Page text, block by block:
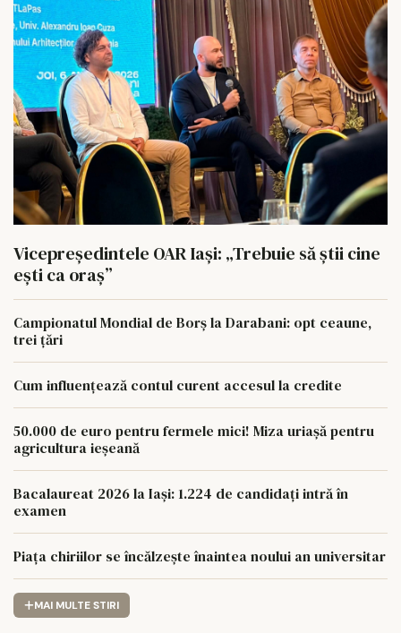
Vicepreședintele OAR Iași: „Trebuie să știi cine
ești ca oraș”
Campionatul Mondial de Borș la Darabani: opt ceaune,
trei țări
Cum influențează contul curent accesul la credite
50.000 de euro pentru fermele mici! Miza uriașă pentru
agricultura ieșeană
Bacalaureat 2026 la Iași: 1.224 de candidați intră în
examen
Piața chiriilor se încălzește înaintea noului an universitar
MAI MULTE STIRI